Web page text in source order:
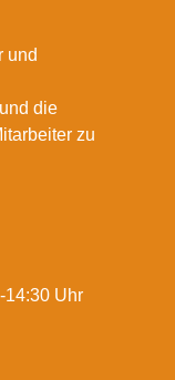
und
die
zu
14:30 Uhr